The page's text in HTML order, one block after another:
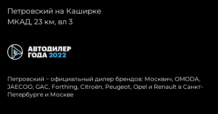
Петровский на Каширке
МКАД, 23 км, вл 3
Петровский − официальный дилер брендов: Москвич, OMODA,
JAECOO, GAC, Forthing, Citroёn, Peugeot, Opel и Renault в Санкт-
Петербурге и Москве